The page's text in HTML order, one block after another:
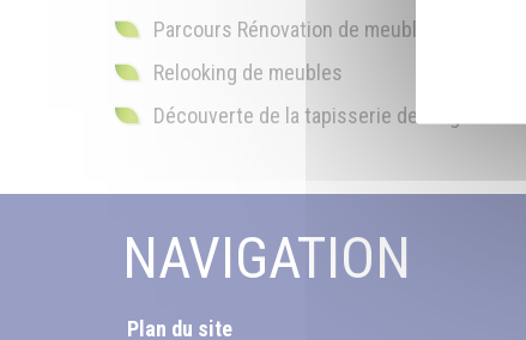
Parcours Rénovation de meubles
Relooking de meubles
Découverte de la tapisserie de sièges
NAVIGATION
Plan du site